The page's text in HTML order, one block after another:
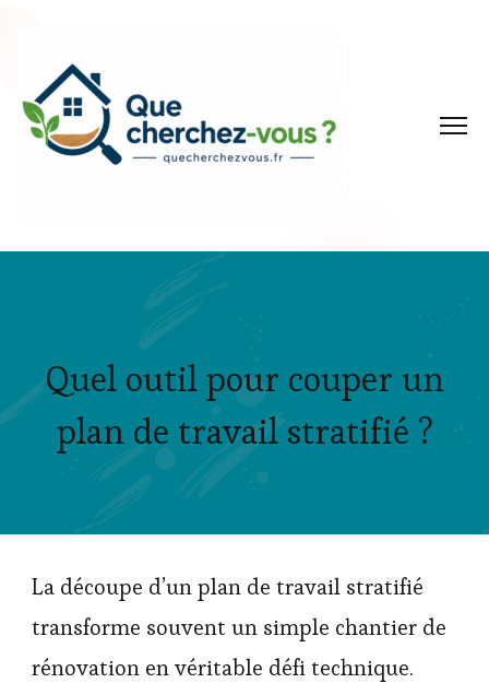
Quel outil pour couper un
plan de travail stratifié ?
La découpe d’un plan de travail stratifié
transforme souvent un simple chantier de
rénovation en véritable défi technique.